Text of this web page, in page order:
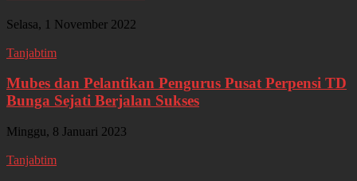
Selasa, 1 November 2022
Tanjabtim
Mubes dan Pelantikan Pengurus Pusat Perpensi TD
Bunga Sejati Berjalan Sukses
Minggu, 8 Januari 2023
Tanjabtim